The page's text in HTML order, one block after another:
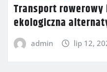
Transport
ekologiczna
admin lip 12,